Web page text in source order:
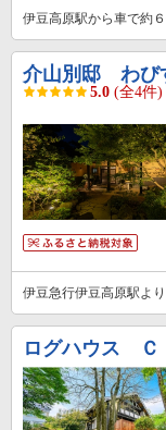
伊豆高原駅から車で約
介山別邸 わび
5.0 (全4件)
伊豆急行伊豆高原駅よ
ログハウス Ｃ